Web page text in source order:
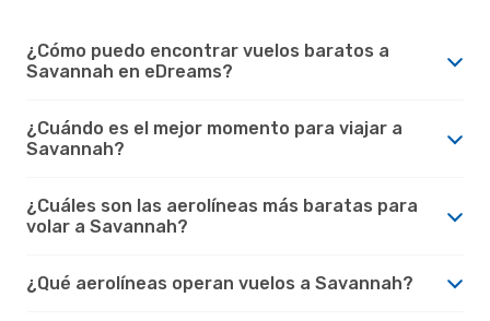
¿Cómo puedo encontrar vuelos baratos a
Savannah en eDreams?
¿Cuándo es el mejor momento para viajar a
Savannah?
¿Cuáles son las aerolíneas más baratas para
volar a Savannah?
¿Qué aerolíneas operan vuelos a Savannah?